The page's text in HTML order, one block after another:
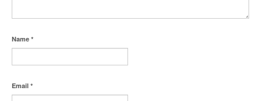
Name *
Email *